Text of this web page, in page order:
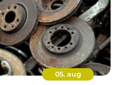
05. aug